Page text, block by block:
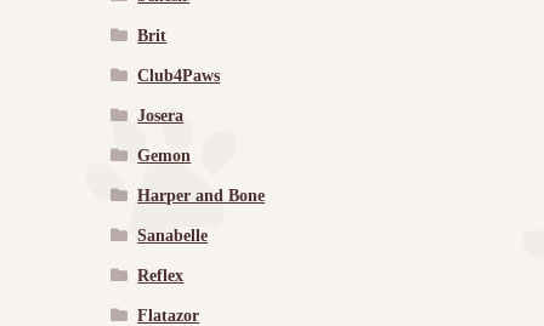
Brit
Club4Paws
Josera
Gemon
Harper and Bone
Sanabelle
Reflex
Flatazor